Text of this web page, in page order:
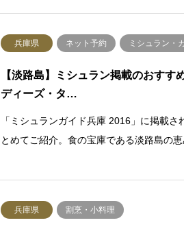
兵庫県 ネット予約 ミシュラン・
【淡路島】ミシュラン掲載のおすす
ディーズ・タ…
「ミシュランガイド兵庫 2016」に掲載
とめてご紹介。食の宝庫である淡路島の
兵庫県 割烹・小料理